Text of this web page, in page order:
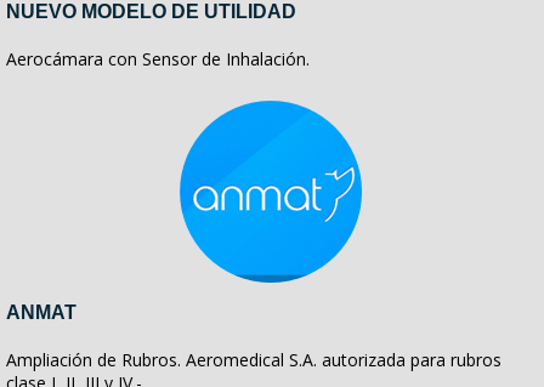
NUEVO MODELO DE UTILIDAD
Aerocámara con Sensor de Inhalación.
ANMAT
Ampliación de Rubros. Aeromedical S.A. autorizada para rubros